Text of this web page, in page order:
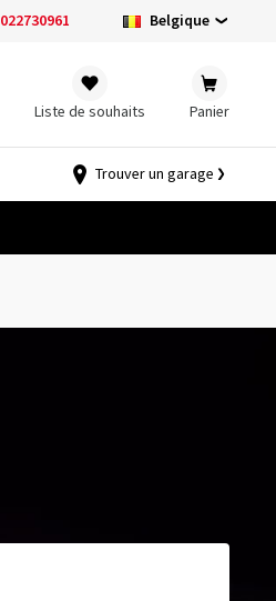
022730961 Belgique
Liste de souhaits Panier
Trouver un garage